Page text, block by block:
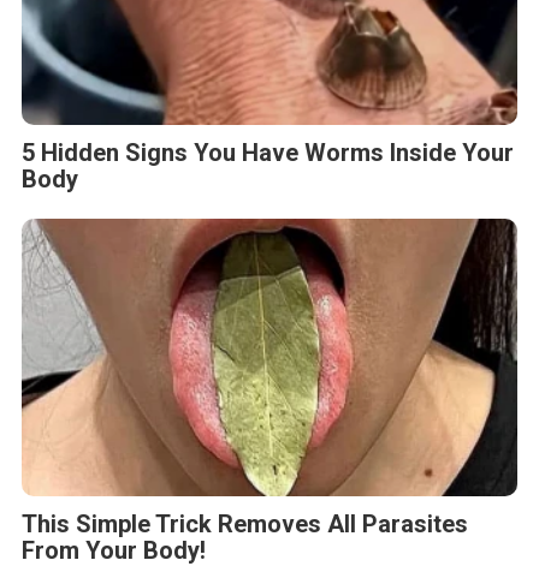
5 Hidden Signs You Have Worms Inside Your
Body
This Simple Trick Removes All Parasites
From Your Body!